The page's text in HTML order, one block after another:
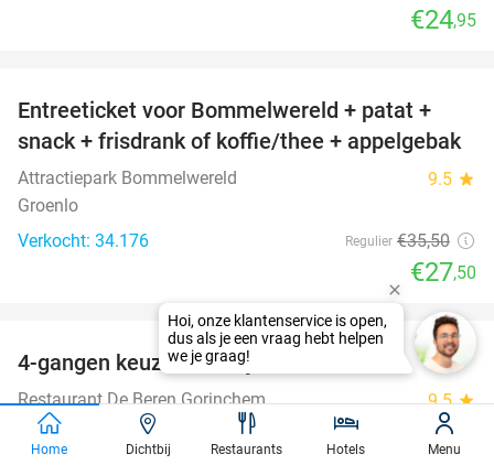
€24,95
23%
Entreeticket voor Bommelwereld + patat +
snack + frisdrank of koffie/thee + appelgebak
Attractiepark Bommelwereld 9.5 star
Groenlo
Verkocht: 34.176
Regulier €35,50
€27,50
46%
favorite_border
4-gangen keuzediner bij De Beren
Restaurant De Beren Gorinchem 9.5star
Gorinchem
Home Dichtbij Restaurants Hotels Menu